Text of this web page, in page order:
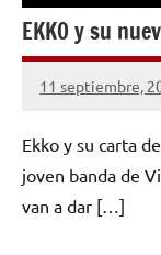
EKKO y su
11 septiembre,
No
comentarios
Ekko y su carta
joven banda de
van a dar […]